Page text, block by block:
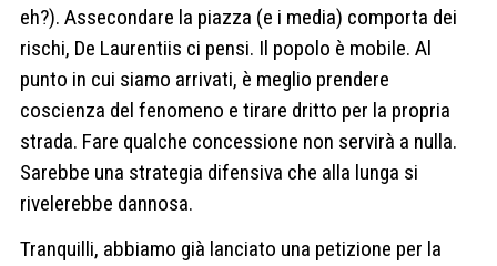
eh?). Assecondare la piazza (e i media) comporta dei
rischi, De Laurentiis ci pensi. Il popolo è mobile. Al
punto in cui siamo arrivati, è meglio prendere
coscienza del fenomeno e tirare dritto per la propria
strada. Fare qualche concessione non servirà a nulla.
Sarebbe una strategia difensiva che alla lunga si
rivelerebbe dannosa.
Tranquilli, abbiamo già lanciato una petizione per la